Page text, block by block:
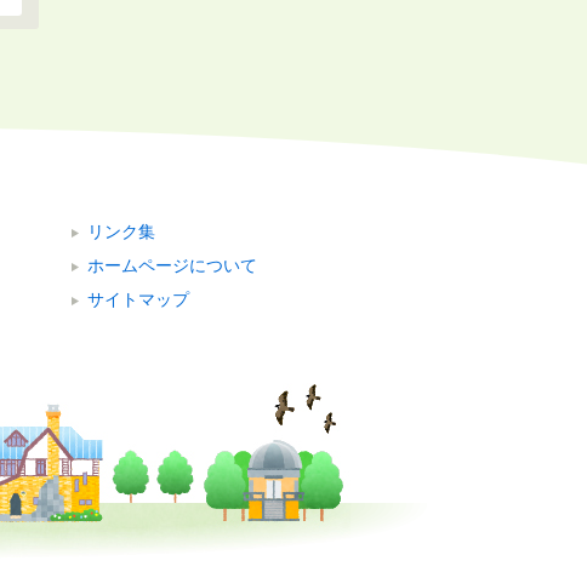
リンク集
ホームページについて
サイトマップ